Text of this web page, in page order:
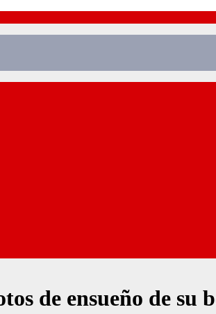
de ensueño de